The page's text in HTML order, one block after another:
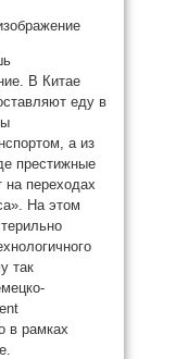
В Китае
еду в
а из
престижные
на переходах
На этом
так
в рамках